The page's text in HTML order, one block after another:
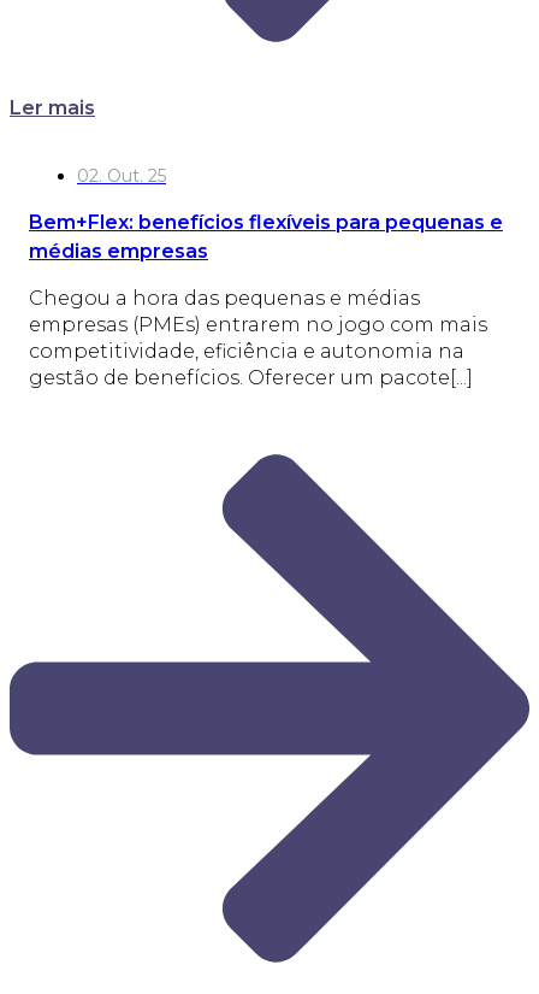
Ler mais
02. Out. 25
Bem+Flex: benefícios flexíveis para pequenas e
médias empresas
Chegou a hora das pequenas e médias
empresas (PMEs) entrarem no jogo com mais
competitividade, eficiência e autonomia na
gestão de benefícios. Oferecer um pacote[...]